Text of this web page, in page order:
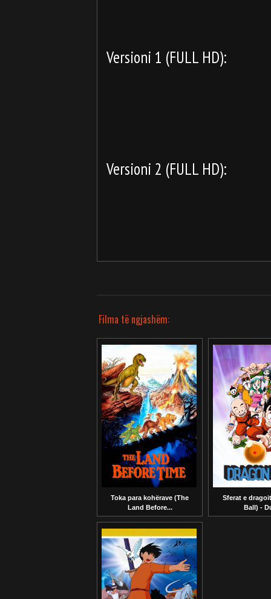
Versioni 1 (FULL HD):
Versioni 2 (FULL HD):
Filma të ngjashëm:
Toka para kohërave (The
Land Before...
Sferat e
Ball) -